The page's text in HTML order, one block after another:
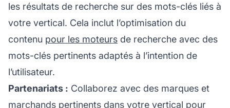
les résultats de recherche sur des mots-clés liés à
votre vertical. Cela inclut l’optimisation du
contenu pour les moteurs de recherche avec des
mots-clés pertinents adaptés à l’intention de
l’utilisateur.
Partenariats : Collaborez avec des marques et
marchands pertinents dans votre vertical pour